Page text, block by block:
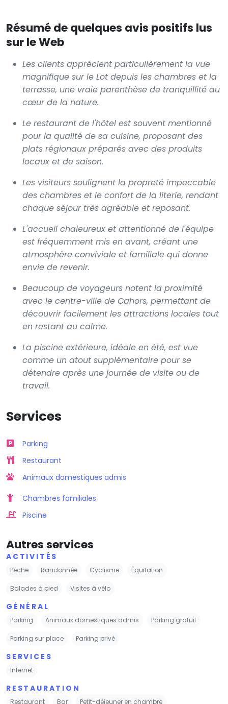
Résumé de quelques avis positifs lus
sur le Web
Les clients apprécient particulièrement la vue
magnifique sur le Lot depuis les chambres et la
terrasse, une vraie parenthèse de tranquillité au
cœur de la nature.
Le restaurant de l'hôtel est souvent mentionné
pour la qualité de sa cuisine, proposant des
plats régionaux préparés avec des produits
locaux et de saison.
Les visiteurs soulignent la propreté impeccable
des chambres et le confort de la literie, rendant
chaque séjour très agréable et reposant.
L'accueil chaleureux et attentionné de l'équipe
est fréquemment mis en avant, créant une
atmosphère conviviale et familiale qui donne
envie de revenir.
Beaucoup de voyageurs notent la proximité
avec le centre-ville de Cahors, permettant de
découvrir facilement les attractions locales tout
en restant au calme.
La piscine extérieure, idéale en été, est vue
comme un atout supplémentaire pour se
détendre après une journée de visite ou de
travail.
Services
Parking
Restaurant
Animaux domestiques admis
Chambres familiales
Piscine
Autres services
ACTIVITÉS
Pêche Randonnée Cyclisme Équitation
Balades à pied Visites à vélo
GÉNÉRAL
Parking Animaux domestiques admis Parking gratuit
Parking sur place Parking privé
SERVICES
Internet
RESTAURATION
Restaurant Bar Petit-déjeuner en chambre